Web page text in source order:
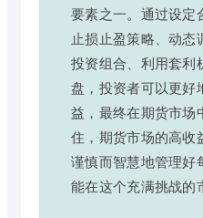
要素之一。通过设定
止损止盈策略、动态
投资组合、利用套利
盘，投资者可以更好
益，最终在期货市场
住，期货市场的高收
谨慎而智慧地管理好
能在这个充满挑战的